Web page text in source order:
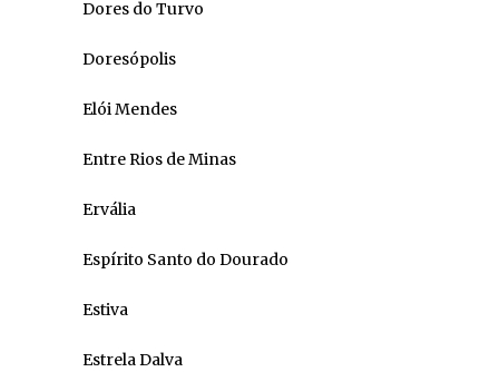
Dores do Turvo
Doresópolis
Elói Mendes
Entre Rios de Minas
Ervália
Espírito Santo do Dourado
Estiva
Estrela Dalva